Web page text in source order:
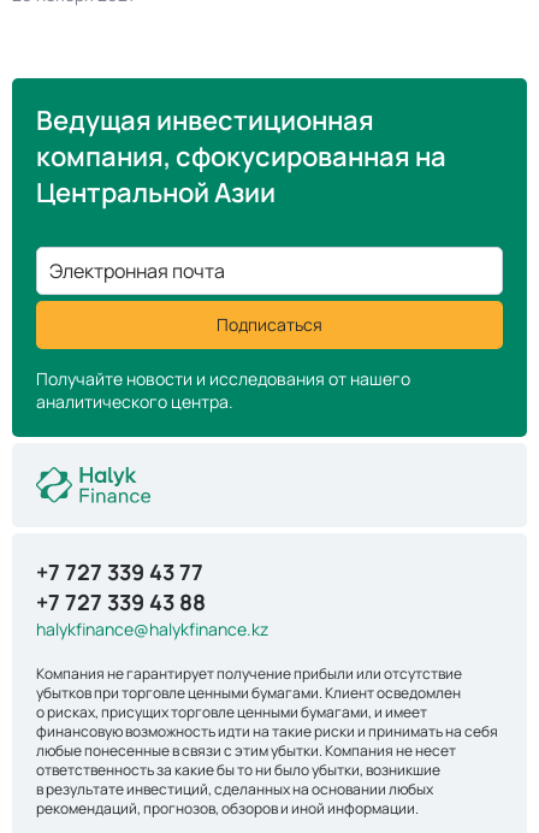
Ведущая инвестиционная
компания, сфокусированная на
Центральной Азии
Электронная почта
Подписаться
Получайте новости и исследования от нашего
аналитического центра.
+7 727 339 43 77
+7 727 339 43 88
halykfinance@halykfinance.kz
Компания не гарантирует получение прибыли или отсутствие
убытков при торговле ценными бумагами. Клиент осведомлен
о рисках, присущих торговле ценными бумагами, и имеет
финансовую возможность идти на такие риски и принимать на себя
любые понесенные в связи с этим убытки. Компания не несет
ответственность за какие бы то ни было убытки, возникшие
в результате инвестиций, сделанных на основании любых
рекомендаций, прогнозов, обзоров и иной информации.